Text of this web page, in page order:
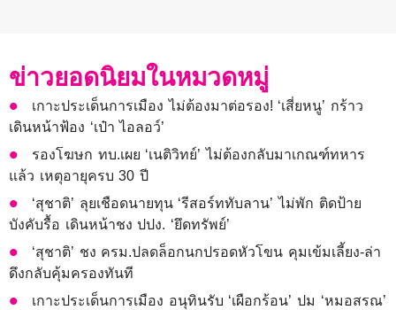
ข่าวยอดนิยมในหมวดหมู่
เกาะประเด็นการเมือง ไม่ต้องมาต่อรอง! ‘เสี่ยหนู’ กร้าว
เดินหน้าฟ้อง ‘เป๋า ไอลอว์’
รองโฆษก ทบ.เผย ‘เนติวิทย์’ ไม่ต้องกลับมาเกณฑ์ทหาร​
แล้ว เหตุอายุครบ 30 ปี
‘สุชาติ’ ลุยเชือดนายทุน ‘รีสอร์ททับลาน’ ไม่พัก ติดป้าย
บังคับรื้อ เดินหน้าชง ปปง. ‘ยึดทรัพย์’
‘สุชาติ’ ชง ครม.ปลดล็อกนกปรอดหัวโขน คุมเข้มเลี้ยง-ล่า
ดึงกลับคุ้มครองทันที
เกาะประเด็นการเมือง อนุทินรับ ‘เผือกร้อน’ ปม ‘หมอสรณ’